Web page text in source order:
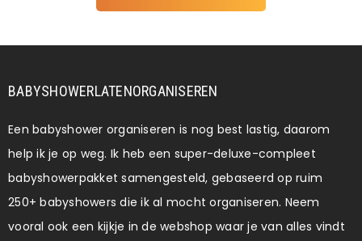
BABYSHOWERLATENORGANISEREN
Een babyshower organiseren is nog best lastig, daarom
help ik je op weg. Ik heb een super-deluxe-compleet
babyshowerpakket samengesteld, gebaseerd op ruim
250+ babyshowers die ik al mocht organiseren. Neem
vooral ook een kijkje in de webshop waar je van alles vindt